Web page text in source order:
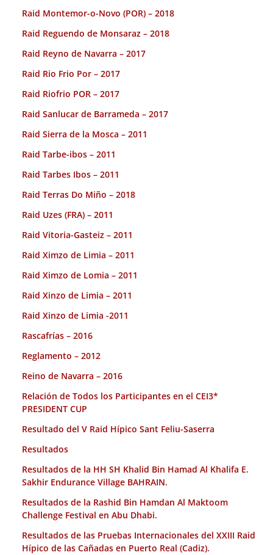
Raid Montemor-o-Novo (POR) – 2018
Raid Reguendo de Monsaraz – 2018
Raid Reyno de Navarra – 2017
Raid Rio Frio Por – 2017
Raid Riofrio POR – 2017
Raid Sanlucar de Barrameda – 2017
Raid Sierra de la Mosca – 2011
Raid Tarbe-ibos – 2011
Raid Tarbes Ibos – 2011
Raid Terras Do Miño – 2018
Raid Uzes (FRA) – 2011
Raid Vitoria-Gasteiz – 2011
Raid Ximzo de Limia – 2011
Raid Ximzo de Lomia – 2011
Raid Xinzo de Limia – 2011
Raid Xinzo de Limia -2011
Rascafrías – 2016
Reglamento – 2012
Reino de Navarra – 2016
Relación de Todos los Participantes en el CEI3*
PRESIDENT CUP
Resultado del V Raid Hípico Sant Feliu-Saserra
Resultados
Resultados de la HH SH Khalid Bin Hamad Al Khalifa E.
Sakhir Endurance Village BAHRAIN.
Resultados de la Rashid Bin Hamdan Al Maktoom
Challenge Festival en Abu Dhabi.
Resultados de las Pruebas Internacionales del XXIII Raid
Hípico de las Cañadas en Puerto Real (Cadiz).